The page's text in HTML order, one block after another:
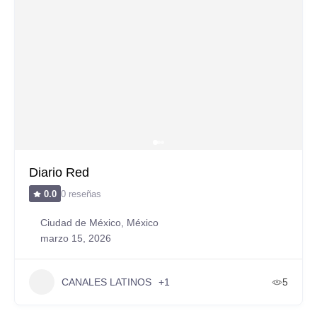
Diario Red
0.0 0 reseñas
Ciudad de México, México
marzo 15, 2026
CANALES LATINOS +1 5